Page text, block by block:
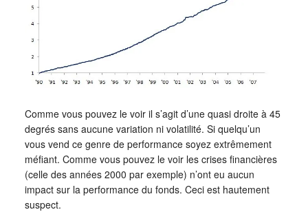
Comme vous pouvez le voir il s’agit d’une quasi droite à 45
degrés sans aucune variation ni volatilité. Si quelqu’un
vous vend ce genre de performance soyez extrêmement
méfiant. Comme vous pouvez le voir les crises financières
(celle des années 2000 par exemple) n’ont eu aucun
impact sur la performance du fonds. Ceci est hautement
suspect.